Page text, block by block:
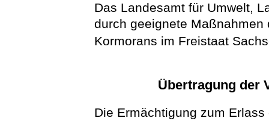
Das Landesamt für Umwelt,
durch geeignete
Kormorans im Freistaat
Übertragung der
Die Ermächtigung zum